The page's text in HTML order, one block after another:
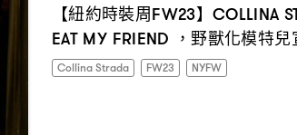
【紐約時裝周FW23】 COLLINA
EAT MY FRIEND ，野獸化模特兒
Collina Strada FW23 NYFW